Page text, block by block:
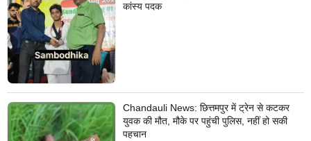
कांस्य पदक
Chandauli News: छित्तमपुर में ट्रेन से कटकर
युवक की मौत, मौके पर पहुंची पुलिस, नहीं हो सकी
पहचान